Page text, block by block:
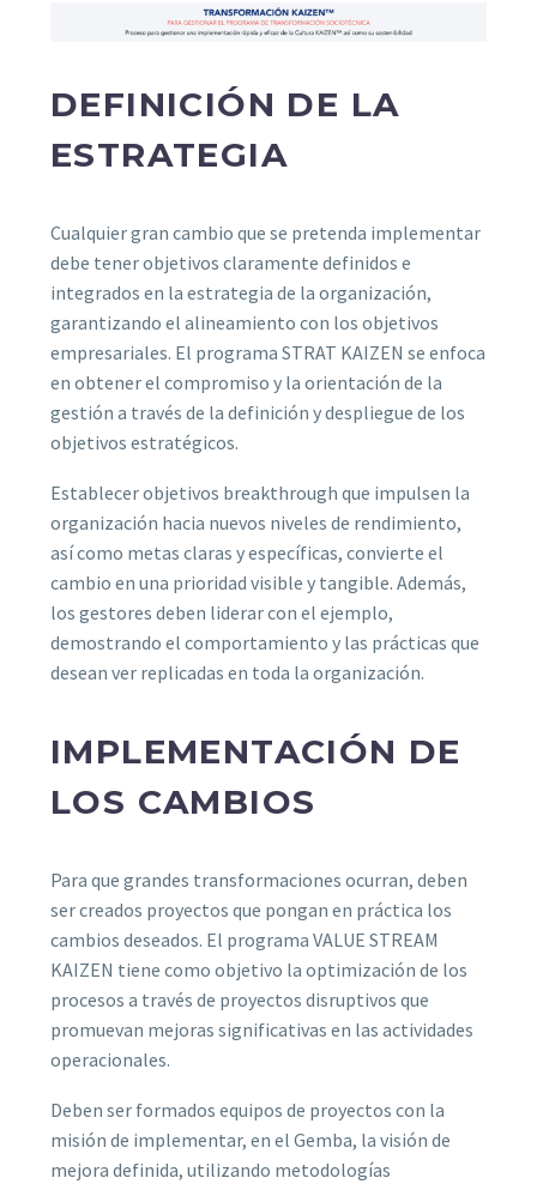
DEFINICIÓN DE LA
ESTRATEGIA
Cualquier gran cambio que se pretenda implementar
debe tener objetivos claramente definidos e
integrados en la estrategia de la organización,
garantizando el alineamiento con los objetivos
empresariales. El programa STRAT KAIZEN se enfoca
en obtener el compromiso y la orientación de la
gestión a través de la definición y despliegue de los
objetivos estratégicos.
Establecer objetivos breakthrough que impulsen la
organización hacia nuevos niveles de rendimiento,
así como metas claras y específicas, convierte el
cambio en una prioridad visible y tangible. Además,
los gestores deben liderar con el ejemplo,
demostrando el comportamiento y las prácticas que
desean ver replicadas en toda la organización.
IMPLEMENTACIÓN DE
LOS CAMBIOS
Para que grandes transformaciones ocurran, deben
ser creados proyectos que pongan en práctica los
cambios deseados. El programa VALUE STREAM
KAIZEN tiene como objetivo la optimización de los
procesos a través de proyectos disruptivos que
promuevan mejoras significativas en las actividades
operacionales.
Deben ser formados equipos de proyectos con la
misión de implementar, en el Gemba, la visión de
mejora definida, utilizando metodologías